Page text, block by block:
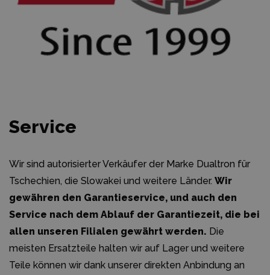
Service
Wir sind autorisierter Verkäufer der Marke Dualtron für
Tschechien, die Slowakei und weitere Länder. Wir
gewähren den Garantieservice, und auch den
Service nach dem Ablauf der Garantiezeit, die bei
allen unseren Filialen gewährt werden. Die
meisten Ersatzteile halten wir auf Lager und weitere
Teile können wir dank unserer direkten Anbindung an